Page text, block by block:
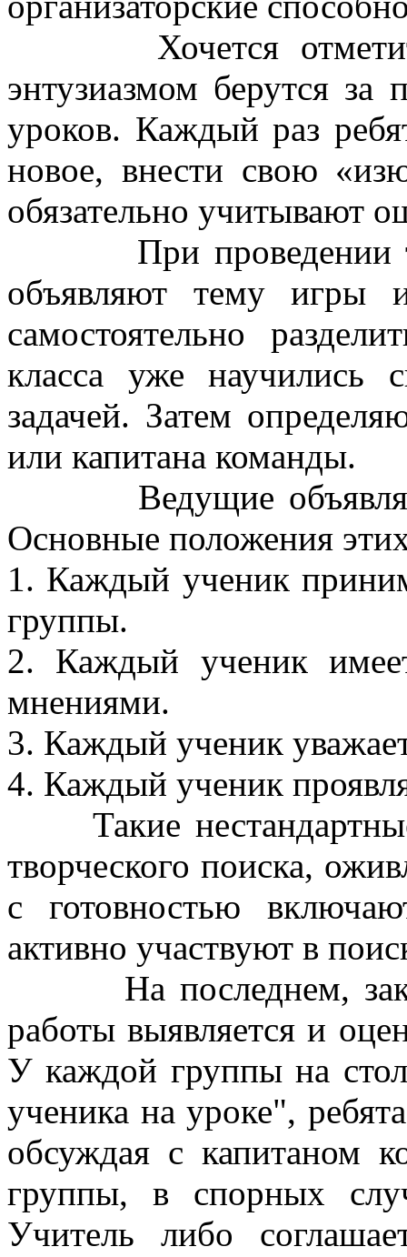
Хочется
энтузиазмом берутся за
уроков. Каждый раз
новое, внести свою
обязательно учитывают
При проведении
объявляют тему игры
самостоятельно
класса уже научились
задачей. Затем
или капитана команды.
Ведущие объявляют
Основные положения
1. Каждый ученик
группы.
2. Каждый ученик
мнениями.
3. Каждый ученик
4. Каждый ученик
Такие нестандартные
творческого поиска,
с готовностью
активно участвуют в
На последнем,
работы выявляется и
У каждой группы на
ученика на уроке",
обсуждая с капитаном
группы, в спорных
Учитель либо